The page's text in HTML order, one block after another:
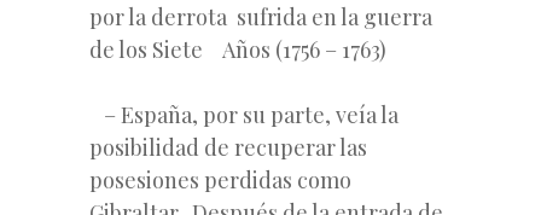
por la derrota sufrida en la guerra
de los Siete Años (1756 – 1763)
– España, por su parte, veía la
posibilidad de recuperar las
posesiones perdidas como